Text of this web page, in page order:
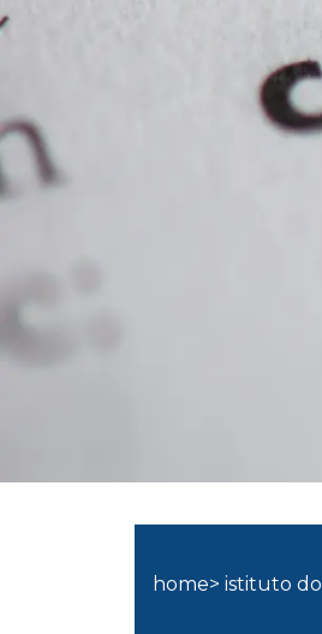
home> istituto